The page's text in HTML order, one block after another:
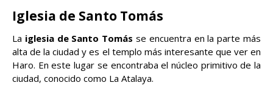
Iglesia de Santo Tomás
La iglesia de Santo Tomás se encuentra en la parte más
alta de la ciudad y es el templo más interesante que ver en
Haro. En este lugar se encontraba el núcleo primitivo de la
ciudad, conocido como La Atalaya.